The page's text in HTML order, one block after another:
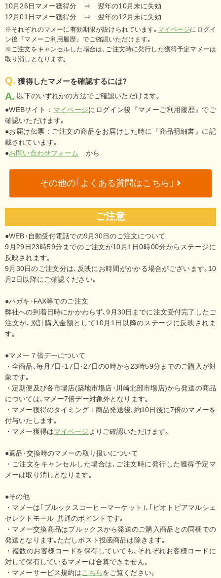
10月26日マメー獲得分 ⇒ 翌年の10月末に失効
12月01日マメー獲得分 ⇒ 翌年の12月末に失効
※それぞれのマメーに有効期限が設けられています｡ マイページにログイ
ン後『マメーご利用履歴』でご確認いただけます｡
※ご注文をキャンセルした場合は､ご注文時に発行した獲得予定マメーは
取り消しとなります｡
Q. 獲得したマメーを確認するには?
A. 以下のいずれかの方法でご確認いただけます｡
●WEBサイト： マイページにログイン後『マメーご利用履歴』でご
確認いただけます｡
●お届け伝票：ご注文の商品をお届けした時に『商品明細書』に記
載されています｡
●お問い合わせフォーム から
その他の｢よくある質問はこちら｣
ご注意
●WEB･自動受付電話での9月30日のご注文について
9月29日23時59分までのご注文が10月1日0時00分からステージに
反映されます｡
9月30日のご注文分は､反映にお時間がかかる場合がございます｡10
月2日以降にご確認ください｡
●ハガキ･FAX等でのご注文
弊社への到着日時にかかわらず､9月30日までに注文受付完了したご
注文が､累計購入金額として10月1日以降のステージに反映されま
す｡
●マメー７倍デーについて
・全商品､毎月7日･17日･27日の0時から23時59分までのご購入が対
象です｡
・定期便及び各市場店(築地市場店･川崎北部市場店)から発送の商品
については､マメー7倍デー対象外となります｡
・マメー獲得のタイミング：商品発送後､約10日後に7倍のマメーを
付与いたします｡
・マメー獲得はマイページ よりご確認いただけます｡
●返品･交換時のマメーの取り扱いについて
・ご注文をキャンセルした場合は､ご注文時に発行した獲得予定マ
メーは取り消しとなります｡
●その他
・マメーは｢ブルックスコーヒーマーケット｣､｢ビオトピアマルシェ
セレクトモール｣共通のポイントです｡
・マメー交換商品はブルックスから発送のご購入商品との同梱での
発送となります｡ただしポスト投函商品は除きます｡
・複数のお客様コードを保有していても､それぞれお客様コードに
対して保有しているマメーは合算できません｡
・マメーサービス規約はこちらをご覧ください｡